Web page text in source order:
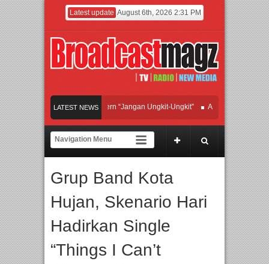
Latest update August 6th, 2026 2:31 PM
LATEST NEWS
Afan Hadirkan Hipdut Modern “Jangan Ungkit-Ungkit” APMF 2026 Dorong
Rayakan Perpaduan Warisan Dan Semangat Lokal, BIRKENSTOCK INDONESIA
Twilite Orchestra Presents The Beatles & Queen – feat. Marcello Tahitoe dan
Grup Band Kota
Hujan, Skenario Hari
Hadirkan Single
“Things I Can’t